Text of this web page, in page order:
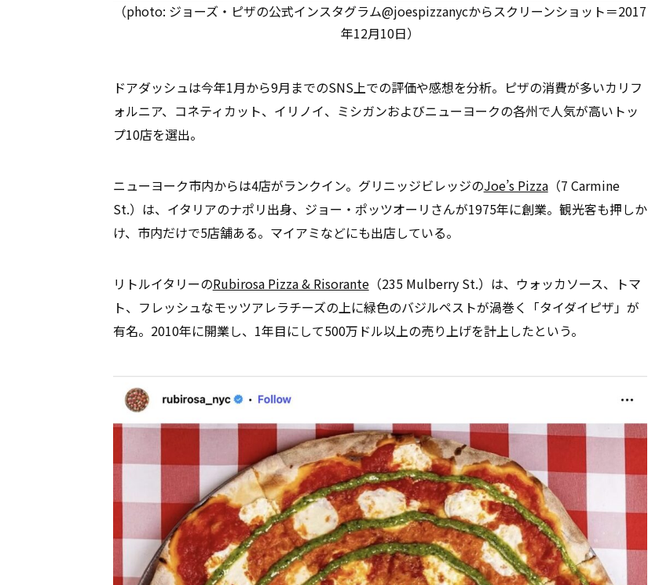
（photo: ジョーズ・ピザの公式インスタグラム@joespizzanycからスクリーンショット＝2017
年12月10日）
ドアダッシュは今年1月から9月までのSNS上での評価や感想を分析。ピザの消費が多いカリフ
ォルニア、コネティカット、イリノイ、ミシガンおよびニューヨークの各州で人気が高いトッ
プ10店を選出。
ニューヨーク市内からは4店がランクイン。グリニッジビレッジのJoe’s Pizza（7 Carmine
St.）は、イタリアのナポリ出身、ジョー・ポッツオーリさんが1975年に創業。観光客も押しか
け、市内だけで5店舗ある。マイアミなどにも出店している。
リトルイタリーのRubirosa Pizza & Risorante（235 Mulberry St.）は、ウォッカソース、トマ
ト、フレッシュなモッツアレラチーズの上に緑色のバジルペストが渦巻く「タイダイピザ」が
有名。2010年に開業し、1年目にして500万ドル以上の売り上げを計上したという。